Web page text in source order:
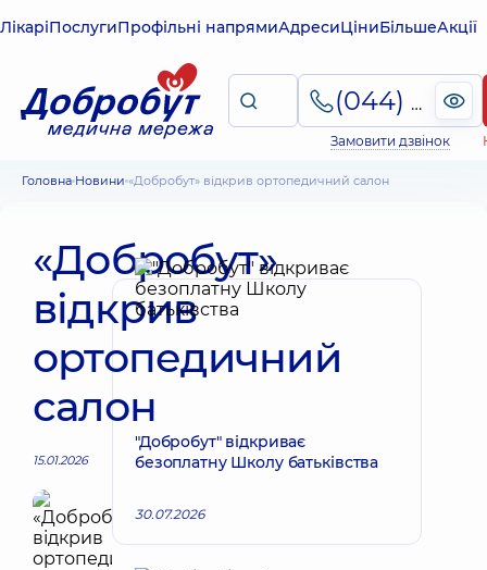
ЛікаріПослугиПрофільні напрямиАдресиЦіниБільшеАкції
(044) 495-2-888
Замовити дзвінок
Головна Новини «Добробут» відкрив ортопедичний салон
«Добробут»
відкрив
ортопедичний
салон
15.01.2026
"Добробут" відкриває
безоплатну Школу батьківства
30.07.2026